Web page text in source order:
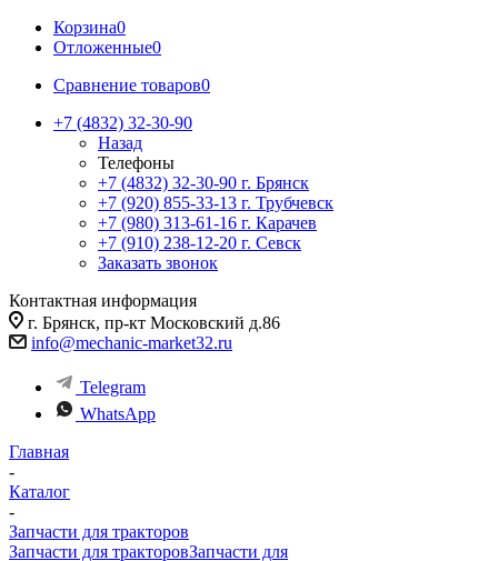
Корзина0
Отложенные0
Сравнение товаров0
+7 (4832) 32-30-90
Назад
Телефоны
+7 (4832) 32-30-90 г. Брянск
+7 (920) 855-33-13 г. Трубчевск
+7 (980) 313-61-16 г. Карачев
+7 (910) 238-12-20 г. Севск
Заказать звонок
Контактная информация
г. Брянск, пр-кт Московский д.86
info@mechanic-market32.ru
Telegram
WhatsApp
Главная
-
Каталог
-
Запчасти для тракторов
Запчасти для тракторовЗапчасти для